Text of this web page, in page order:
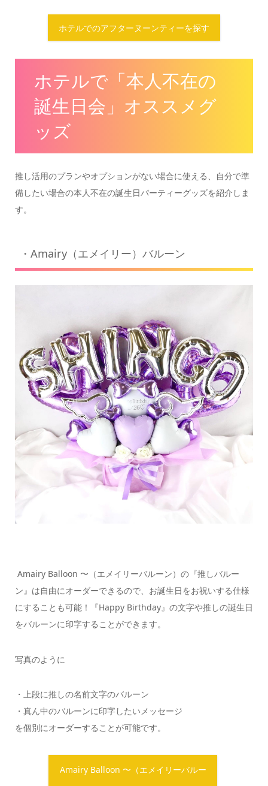
ホテルでのアフターヌーンティーを探す
ホテルで「本人不在の
誕生日会」オススメグ
ッズ
推し活用のプランやオプションがない場合に使える、自分で準
備したい場合の本人不在の誕生日パーティーグッズを紹介しま
す。
・Amairy（エメイリー）バルーン
Amairy Balloon 〜（エメイリーバルーン）の『推しバルー
ン』は自由にオーダーできるので、お誕生日をお祝いする仕様
にすることも可能！『Happy Birthday』の文字や推しの誕生日
をバルーンに印字することができます。
写真のように
・上段に推しの名前文字のバルーン
・真ん中のバルーンに印字したいメッセージ
を個別にオーダーすることが可能です。
Amairy Balloon 〜（エメイリーバルー